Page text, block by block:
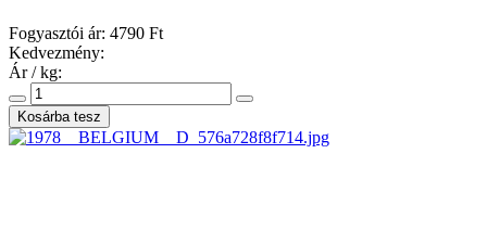
Fogyasztói ár: 4790 Ft
Kedvezmény:
Ár / kg: